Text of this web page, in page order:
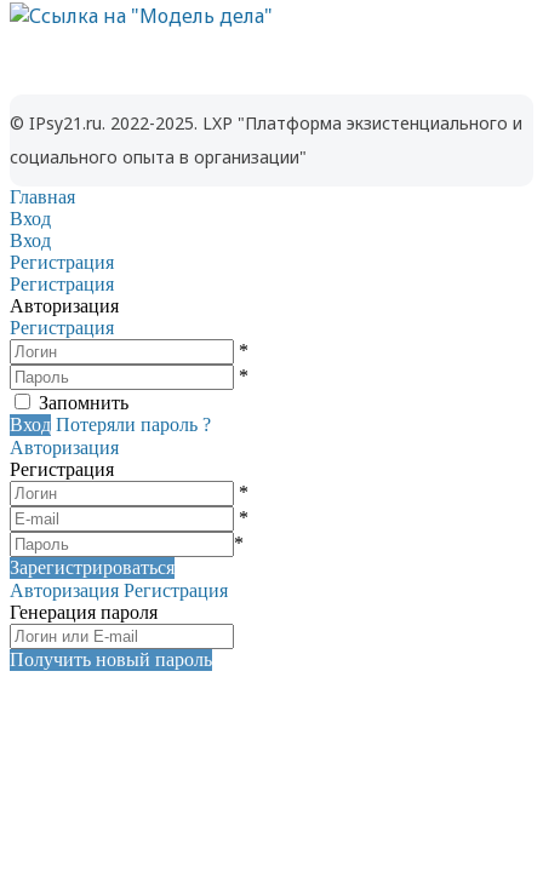
© IPsy21.ru. 2022-2025. LXP "Платформа экзистенциального и
социального опыта в организации"
Главная
Вход
Вход
Регистрация
Регистрация
Авторизация
Регистрация
*
*
Запомнить
Вход Потеряли пароль ?
Авторизация
Регистрация
*
*
*
Зарегистрироваться
Авторизация Регистрация
Генерация пароля
Получить новый пароль